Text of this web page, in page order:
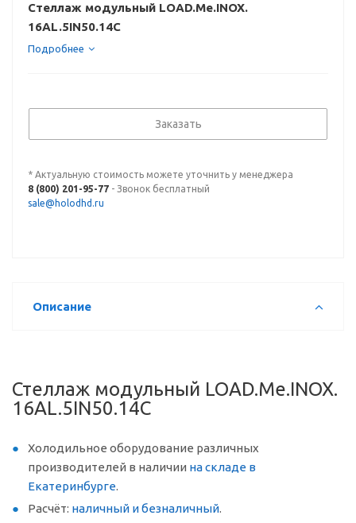
Стеллаж модульный LOAD.Me.INOX.
16AL.5IN50.14C
Подробнее
Заказать
* Актуальную стоимость можете уточнить у менеджера
8 (800) 201-95-77 - Звонок бесплатный
sale@holodhd.ru
Описание
Стеллаж модульный LOAD.Me.INOX.
16AL.5IN50.14C
Холодильное оборудование различных
производителей в наличии на складе в
Екатеринбурге.
Расчёт: наличный и безналичный.